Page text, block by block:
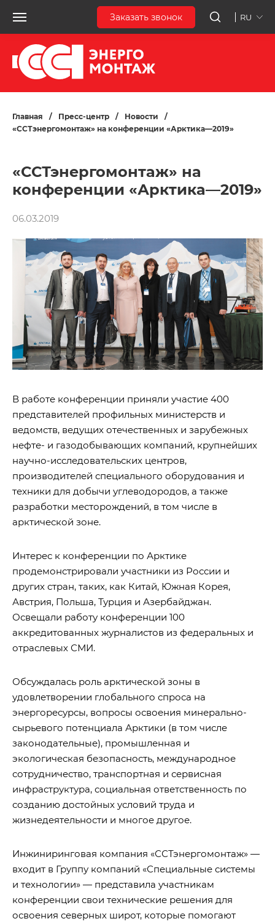
Заказать звонок RU
Главная / Пресс-центр / Новости
/
«ССТэнергомонтаж» на конференции «Арктика—2019»
«ССТэнергомонтаж» на
конференции «Арктика—2019»
06.03.2019
В работе конференции приняли участие 400
представителей профильных министерств и
ведомств, ведущих отечественных и зарубежных
нефте- и газодобывающих компаний, крупнейших
научно-исследовательских центров,
производителей специального оборудования и
техники для добычи углеводородов, а также
разработки месторождений, в том числе в
арктической зоне.
Интерес к конференции по Арктике
продемонстрировали участники из России и
других стран, таких, как Китай, Южная Корея,
Австрия, Польша, Турция и Азербайджан.
Освещали работу конференции 100
аккредитованных журналистов из федеральных и
отраслевых СМИ.
Обсуждалась роль арктической зоны в
удовлетворении глобального спроса на
энергоресурсы, вопросы освоения минерально-
сырьевого потенциала Арктики (в том числе
законодательные), промышленная и
экологическая безопасность, международное
сотрудничество, транспортная и сервисная
инфраструктура, социальная ответственность по
созданию достойных условий труда и
жизнедеятельности и многое другое.
Инжиниринговая компания «ССТэнергомонтаж» —
входит в Группу компаний «Специальные системы
и технологии» — представила участникам
конференции свои технические решения для
освоения северных широт, которые помогают